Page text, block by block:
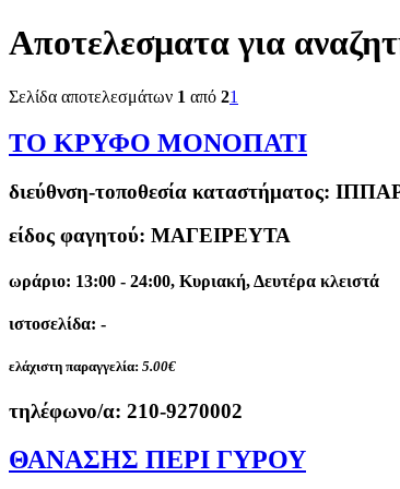
Αποτελεσματα για
Σελίδα αποτελεσμάτων 1 από 21
ΤΟ ΚΡΥΦΟ ΜΟΝΟΠΑΤΙ
διεύθνση-τοποθεσία καταστήματος:
είδος φαγητού: ΜΑΓΕΙΡΕΥΤΑ
ωράριο: 13:00 - 24:00, Κυριακή, Δευτέρα κλειστά
ιστοσελίδα: -
ελάχιστη παραγγελία: 5.00€
τηλέφωνο/α: 210-9270002
ΘΑΝΑΣΗΣ ΠΕΡΙ ΓΥΡΟΥ